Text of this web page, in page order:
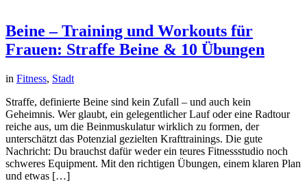
Beine – Training und Workouts für
Frauen: Straffe Beine & 10 Übungen
in Fitness, Stadt
Straffe, definierte Beine sind kein Zufall – und auch kein
Geheimnis. Wer glaubt, ein gelegentlicher Lauf oder eine Radtour
reiche aus, um die Beinmuskulatur wirklich zu formen, der
unterschätzt das Potenzial gezielten Krafttrainings. Die gute
Nachricht: Du brauchst dafür weder ein teures Fitnessstudio noch
schweres Equipment. Mit den richtigen Übungen, einem klaren Plan
und etwas […]